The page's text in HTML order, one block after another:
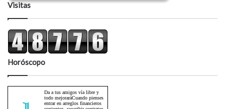
Visitas
Horóscopo